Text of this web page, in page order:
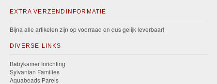
EXTRA VERZENDINFORMATIE
Bijna alle artikelen zijn op voorraad en dus gelijk leverbaar!
DIVERSE LINKS
Babykamer Inrichting
Sylvanian Families
Aquabeads Parels